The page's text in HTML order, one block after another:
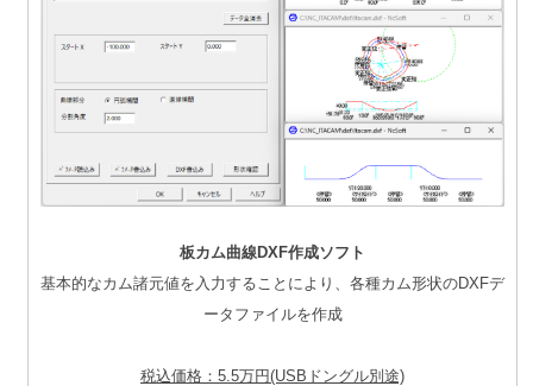
板カム曲線DXF作成ソフト
基本的なカム諸元値を入力することにより、各種カム形状のDXFデ
ータファイルを作成
税込価格：5.5万円(USBドングル別途)